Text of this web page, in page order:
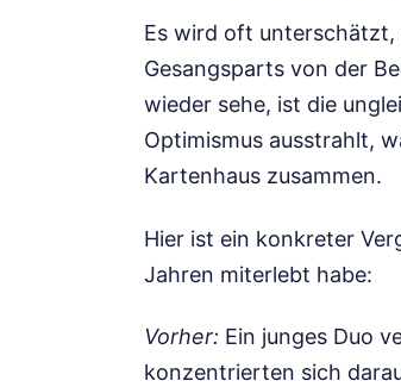
Es wird oft unterschätzt,
Gesangsparts von der
wieder sehe, ist die
Optimismus ausstrahlt,
Kartenhaus zusammen.
Hier ist ein konkreter
Jahren miterlebt habe:
Vorher: Ein junges Duo
konzentrierten sich